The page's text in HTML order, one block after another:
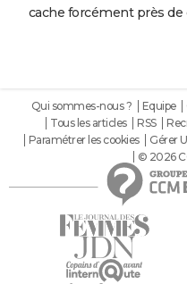
cache forcément près de
Qui sommes-nous ? Equipe
Tous les articles
RSS
Paramétrer les cookies
Gérer
© 2026